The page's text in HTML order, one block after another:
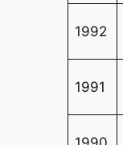
1992
1991